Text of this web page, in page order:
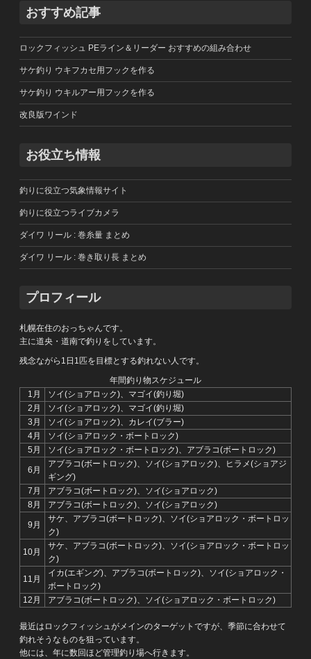
おすすめ記事
ロックフィッシュ PEライン＆リーダー おすすめの組み合わせ
サケ釣り ウキフカセ用フックを作る
サケ釣り ウキルアー用フックを作る
改良版ワインド
お役立ち情報
釣りに役立つ気象情報サイト
釣りに役立つライブカメラ
ダイワ リール : 巻糸量 まとめ
ダイワ リール : 巻き取り長 まとめ
プロフィール
札幌在住のおっちゃんです。
主に道央・道南で釣りをしています。
残念ながら1日1匹を目標とする釣れない人です。
年間釣り物スケジュール
1月
ソイ(ショアロック)、マゴイ(釣り堀)
2月
ソイ(ショアロック)、マゴイ(釣り堀)
3月
ソイ(ショアロック)、カレイ(ブラー)
4月
ソイ(ショアロック・ボートロック)
5月
ソイ(ショアロック・ボートロック)、アブラコ(ボートロック)
6月
アブラコ(ボートロック)、ソイ(ショアロック)、ヒラメ(ショアジ
ギング)
7月
アブラコ(ボートロック)、ソイ(ショアロック)
8月
アブラコ(ボートロック)、ソイ(ショアロック)
9月
サケ、アブラコ(ボートロック)、ソイ(ショアロック・ボートロッ
ク)
10月
サケ、アブラコ(ボートロック)、ソイ(ショアロック・ボートロッ
ク)
11月
イカ(エギング)、アブラコ(ボートロック)、ソイ(ショアロック・
ボートロック)
12月
アブラコ(ボートロック)、ソイ(ショアロック・ボートロック)
最近はロックフィッシュがメインのターゲットですが、季節に合わせて
釣れそうなものを狙っています。
他には、年に数回ほど管理釣り場へ行きます。